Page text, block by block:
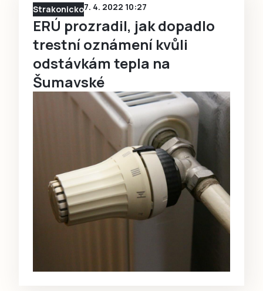
Strakonicko7. 4. 2022 10:27
ERÚ prozradil, jak dopadlo
trestní oznámení kvůli
odstávkám tepla na
Šumavské